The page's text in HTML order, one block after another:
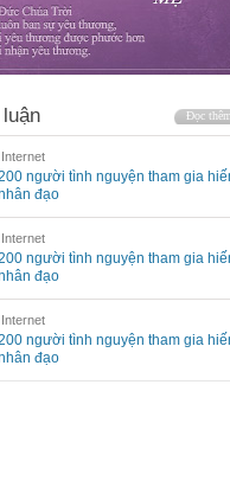
người tình nguyện tham gia
đạo
người tình nguyện tham gia
đạo
người tình nguyện tham gia
đạo